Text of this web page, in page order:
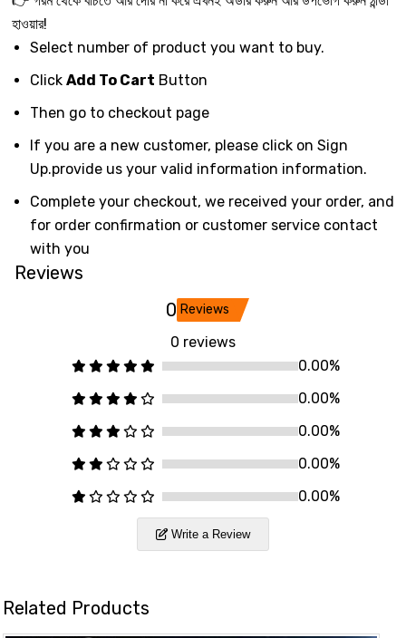
হাওয়ার!
Select number of product you want to buy.
Click Add To Cart Button
Then go to checkout page
If you are a new customer, please click on Sign
Up.provide us your valid information information.
Complete your checkout, we received your order, and
for order confirmation or customer service contact
with you
Reviews
0 Reviews
0 reviews
0.00%
0.00%
0.00%
0.00%
0.00%
Write a Review
Related Products